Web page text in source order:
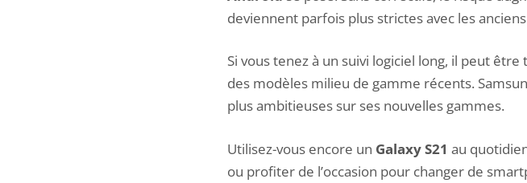
deviennent parfois plus strictes avec les
Si vous tenez à un suivi logiciel long, il peut
des modèles milieu de gamme récents.
plus ambitieuses sur ses nouvelles gammes.
Utilisez-vous encore un Galaxy S21 au
ou profiter de l’occasion pour changer de